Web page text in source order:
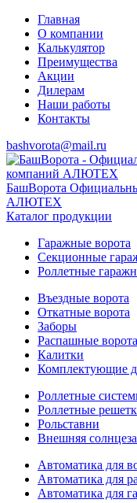
Главная
О компании
Калькулятор
Преимущества
Акции
Дилерам
Наши работы
Контакты
bashvorota@mail.ru
БашВорота
АЛЮТЕХ
Каталог продукции
Гаражные ворота
Секционные
Роллетные
Въездные ворота
Откатные ворота
Заборы
Распашные ворота
Калитки
Комплектующие
Роллетные
Роллетные
Рольставни
Внешняя
Автоматика для
Автоматика для
Автоматика для